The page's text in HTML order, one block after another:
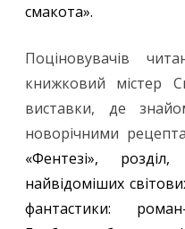
смакота».
Поціновувачів
книжковий містер
виставки, де
новорічними
«Фентезі»,
найвідоміших
фантастики: